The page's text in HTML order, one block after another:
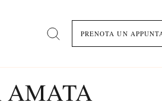
PRENOTA UN
AMATA